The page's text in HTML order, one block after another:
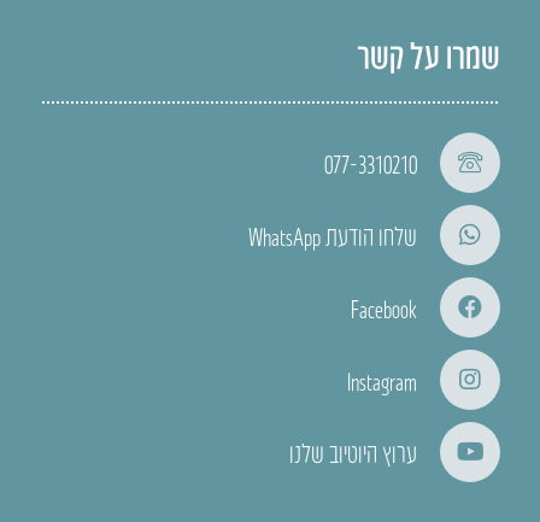
שמרו על קשר
077-3310210
שלחו הודעת WhatsApp
Facebook
Instagram
ערוץ היוטיוב שלנו